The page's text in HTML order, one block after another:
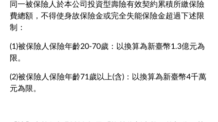
同一被保險人於本公司投資型壽險有效契約累積所繳保險
費總額，不得使身故保險金或完全失能保險金超過下述限
制：
(1)被保險人保險年齡20-70歲：以換算為新臺幣1.3億元為
限。
(2)被保險人保險年齡71歲以上(含)：以換算為新臺幣4千萬
元為限。